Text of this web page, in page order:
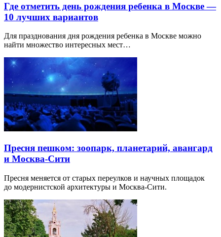
Где отметить день рождения ребенка в Москве —
10 лучших вариантов
Для празднования дня рождения ребенка в Москве можно
найти множество интересных мест…
Пресня пешком: зоопарк, планетарий, авангард
и Москва-Сити
Пресня меняется от старых переулков и научных площадок
до модернистской архитектуры и Москва-Сити.